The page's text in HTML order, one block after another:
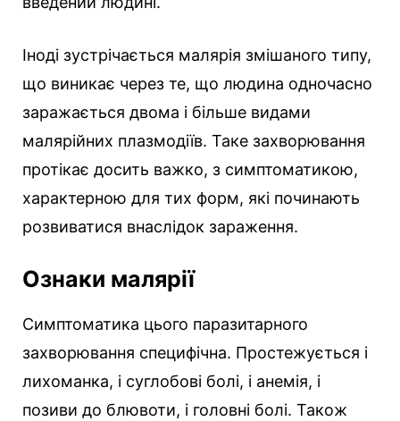
Іноді зустрічається малярія змішаного типу,
що виникає через те, що людина одночасно
заражається двома і більше видами
малярійних плазмодіїв. Таке захворювання
протікає досить важко, з симптоматикою,
характерною для тих форм, які починають
розвиватися внаслідок зараження.
Ознаки малярії
Симптоматика цього паразитарного
захворювання специфічна. Простежується і
лихоманка, і суглобові болі, і анемія, і
позиви до блювоти, і головні болі. Також